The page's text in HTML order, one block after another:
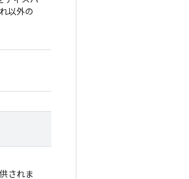
以外の
されま